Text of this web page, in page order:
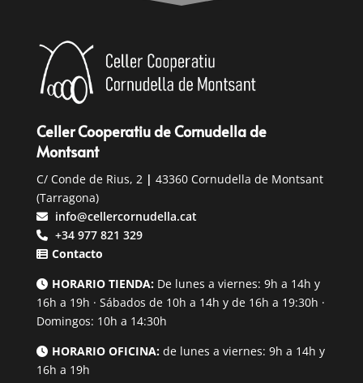
Celler Cooperatiu de Cornudella de
Montsant
C/ Conde de Rius, 2 | 43360 Cornudella de Montsant
(Tarragona)
info@cellercornudella.cat
+34 977 821 329
Contacto
HORARIO TIENDA:De lunes a viernes: 9h a 14h y
16h a 19h · Sábados de 10h a 14h y de 16h a 19:30h ·
Domingos: 10h a 14:30h
HORARIO OFICINA:de lunes a viernes: 9h a 14h y
16h a 19h